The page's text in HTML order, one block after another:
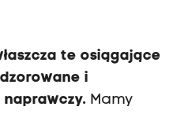
te osiągające
i
naprawczy.Mamy